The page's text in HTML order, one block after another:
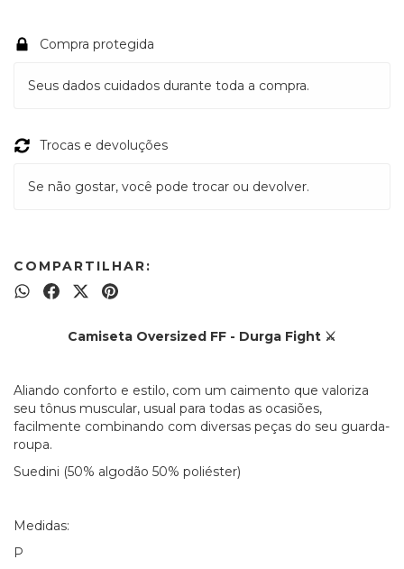
Compra protegida
Seus dados cuidados durante toda a compra.
Trocas e devoluções
Se não gostar, você pode trocar ou devolver.
COMPARTILHAR:
Camiseta Oversized FF - Durga Fight ⚔️
Aliando conforto e estilo, com um caimento que valoriza
seu tônus muscular, usual para todas as ocasiões,
facilmente combinando com diversas peças do seu guarda-
roupa.
Suedini (50% algodão 50% poliéster)
Medidas:
P